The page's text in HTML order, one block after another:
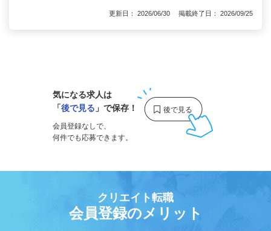
更新日： 2026/06/30 掲載終了日： 2026/09/25
気になる求人は
「後で見る 」で保存！
会員登録なしで、
何件でも応募できます。
クリエイト転職
会員登録のメリット